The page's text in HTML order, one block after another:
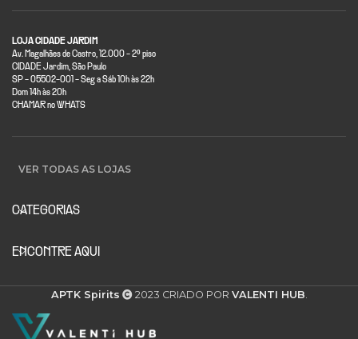
LOJA CIDADE JARDIM
Av. Magalhães de Castro, 12.000 - 2º piso
CIDADE Jardim, São Paulo
SP - 05502-001 - Seg a Sáb 10h às 22h
Dom 14h às 20h
CHAMAR no WHATS
VER TODAS AS LOJAS
CATEGORIAS
ENCONTRE AQUI
APTK Spirits 2023 CRIADO POR VALENTI HUB.